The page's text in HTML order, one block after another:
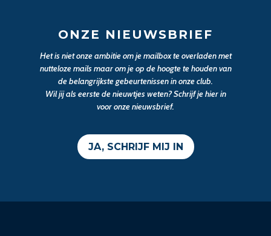
ONZE NIEUWSBRIEF
Het is niet onze ambitie om je mailbox te overladen met
nutteloze mails maar om je op de hoogte te houden van
de belangrijkste gebeurtenissen in onze club.
Wil jij als eerste de nieuwtjes weten? Schrijf je hier in
voor onze nieuwsbrief.
JA, SCHRIJF MIJ IN